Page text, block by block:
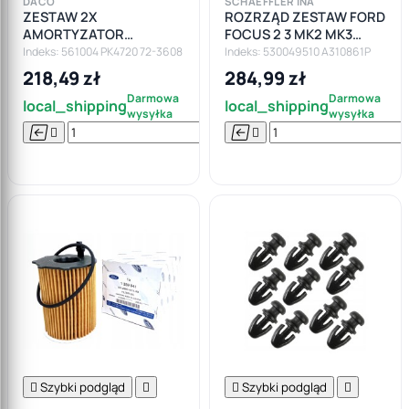
ZESTAW 2X
AMORTYZATOR
PODUSZKI OSŁONY TYŁ
FORD FIESTA VI - DACO !
Indeks: 561004 PK4720 72-3608
218,49 zł
local_shippingDarmowa
wysyłka
  

ROZRZĄD ZESTAW FORD
FOCUS 2 3 MK2 MK3
FIESTA V VI MAZDA
VOLVO 1.25 1.4 1.6
Indeks: 530049510 A310861P
284,99 zł
local_shippingDarmowa
wysyłka
 
 Szybki podgląd   Szybki podgląd 